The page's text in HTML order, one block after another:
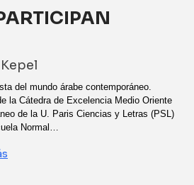
del mundo árabe contemporáneo.
la Cátedra de Excelencia Medio Oriente
de la U. Paris Ciencias y Letras (PSL)
Normal…